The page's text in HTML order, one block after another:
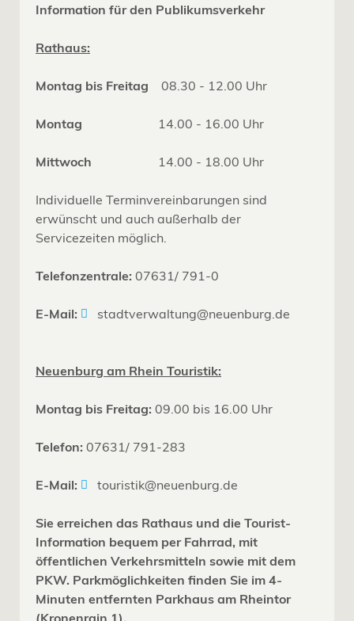
Information für den Publikumsverkehr
Rathaus:
Montag bis Freitag 08.30 - 12.00 Uhr
Montag 14.00 - 16.00 Uhr
Mittwoch 14.00 - 18.00 Uhr
Individuelle Terminvereinbarungen sind
erwünscht und auch außerhalb der
Servicezeiten möglich.
Telefonzentrale: 07631/ 791-0
E-Mail: stadtverwaltung@neuenburg.de
Neuenburg am Rhein Touristik:
Montag bis Freitag: 09.00 bis 16.00 Uhr
Telefon: 07631/ 791-283
E-Mail: touristik@neuenburg.de
Sie erreichen das Rathaus und die Tourist-
Information bequem per Fahrrad, mit
öffentlichen Verkehrsmitteln sowie mit dem
PKW. Parkmöglichkeiten finden Sie im 4-
Minuten entfernten Parkhaus am Rheintor